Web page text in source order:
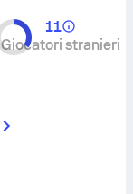
11
Giocatori stranieri